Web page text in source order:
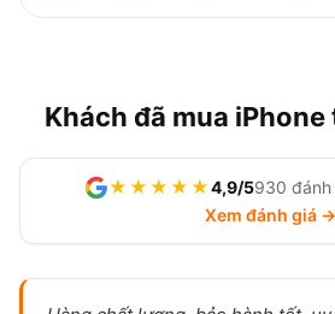
Khách đã mua
★★★★★4,9/5930 đánh
Xem đánh giá →